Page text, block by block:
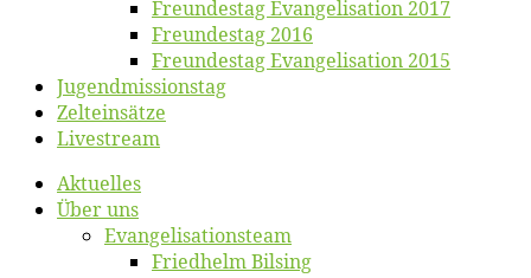
Freun­des­tag Evan­ge­li­sa­ti­on 2017
Freun­des­tag 2016
Freun­des­tag Evan­ge­li­sa­ti­on 2015
Jugend­mis­sions­tag
Zelt­ein­sät­ze
Live­stream
Ak­tu­el­les
Über uns
Evangelisa­tions­team
Fried­helm Bilsing